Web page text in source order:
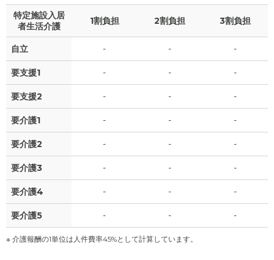
特定施設入居
者生活介護
1割負担 2割負担 3割負担
自立 - - -
要支援1 - - -
要支援2 - - -
要介護1 - - -
要介護2 - - -
要介護3 - - -
要介護4 - - -
要介護5 - - -
※ 介護報酬の1単位は人件費率45%として計算しています。